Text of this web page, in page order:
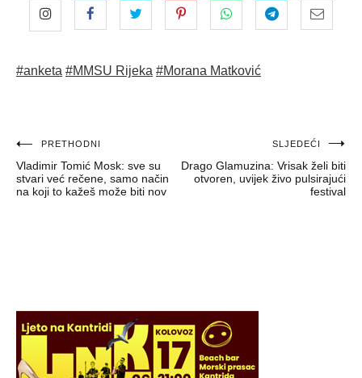
#anketa #MMSU Rijeka #Morana Matković
Navigacija
objava
PRETHODNI
Vladimir Tomić Mosk: sve su
stvari već rečene, samo način
na koji to kažeš može biti nov
SLJEDEĆI
Drago Glamuzina: Vrisak želi biti
otvoren, uvijek živo pulsirajući
festival